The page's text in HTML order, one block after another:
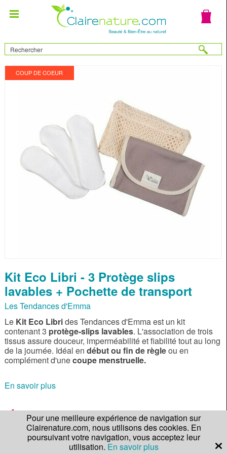
COUP DE COEUR
Kit Eco Libri - 3 Protège slips
lavables + Pochette de transport
Les Tendances d'Emma
Le Kit Eco Librides Tendances d'Emma est un kit
contenant 3 protège-slips lavables. L'association de trois
tissus assure douceur, imperméabilité et fiabilité tout au long
de la journée. Idéal en début ou fin de règleou en
complément d'unecoupe menstruelle.
En savoir plus
Gagnez349 points de fidélité !
34,90 €
Qté.
Pour une meilleure expérience de navigation sur
Clairenature.com, nous utilisons des cookies. En
poursuivant votre navigation, vous acceptez leur
utilisation. En savoir plus